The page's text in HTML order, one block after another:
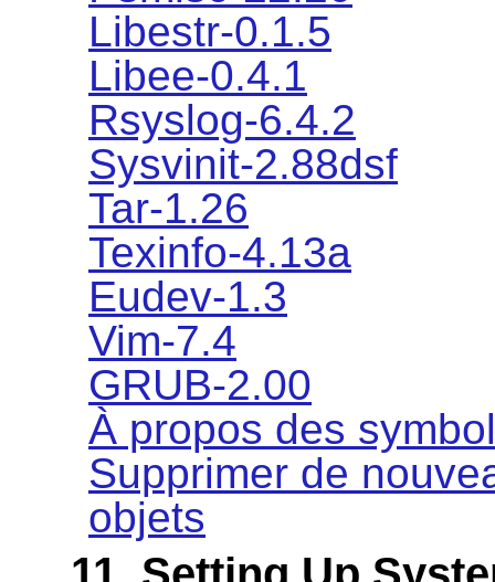
Libestr-0.1.5
Libee-0.4.1
Rsyslog-6.4.2
Sysvinit-2.88dsf
Tar-1.26
Texinfo-4.13a
Eudev-1.3
Vim-7.4
GRUB-2.00
À propos des
Supprimer de
objets